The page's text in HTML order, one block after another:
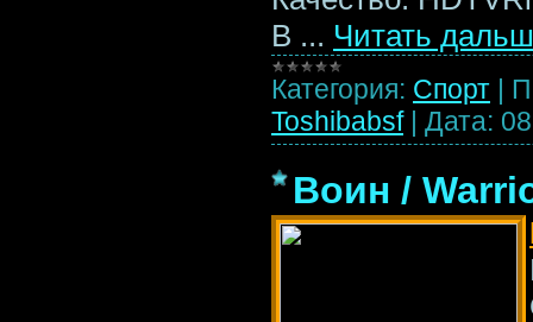
В ... Читать
Категория: Спорт |
Toshibabsf | Дата:
Воин /